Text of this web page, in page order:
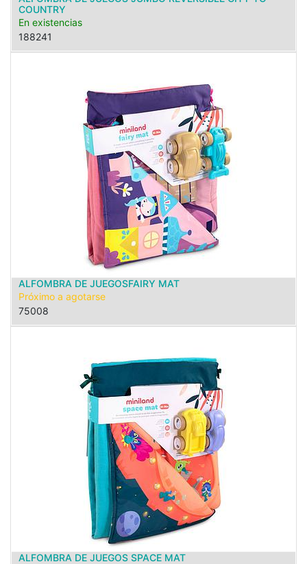
COUNTRY
En existencias
188241
ALFOMBRA DE JUEGOSFAIRY MAT
Próximo a agotarse
75008
ALFOMBRA DE JUEGOS SPACE MAT